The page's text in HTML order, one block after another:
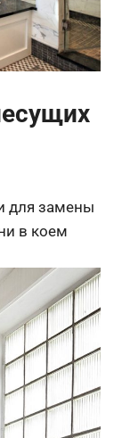
для замены
в коем